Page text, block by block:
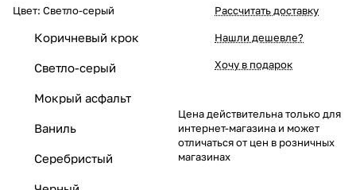
Цвет: Светло-серый
Коричневый крок
Светло-серый
Мокрый асфальт
Ваниль
Серебристый
Рассчитать доставку
Нашли дешевле?
Хочу в подарок
Цена действительна только для
интернет-магазина и может
отличаться от цен в розничных
магазинах